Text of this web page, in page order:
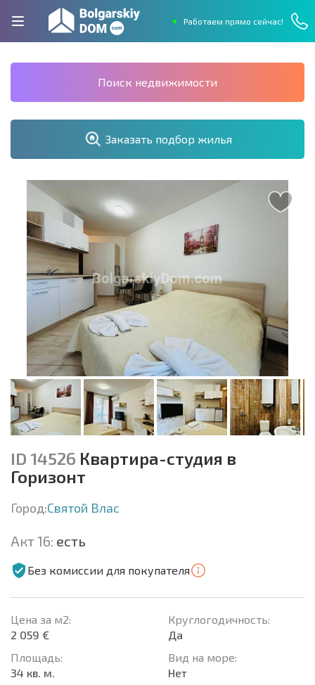
Работаем прямо сейчас!
Поиск недвижимости
Заказать подбор жилья
ID 14526 Квартира-студия в
Горизонт
Город:Святой Влас
Акт 16: есть
Без комиссии для покупателя
Цена за м2:
2 059 €
Площадь:
34 кв. м.
Круглогодичность:
Да
Вид на море:
Нет